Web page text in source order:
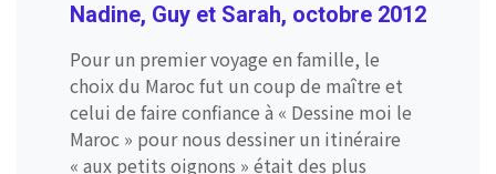
Nadine, Guy et Sarah, octobre 2012
Pour un premier voyage en famille, le
choix du Maroc fut un coup de maître et
celui de faire confiance à « Dessine moi le
Maroc » pour nous dessiner un itinéraire
« aux petits oignons » était des plus